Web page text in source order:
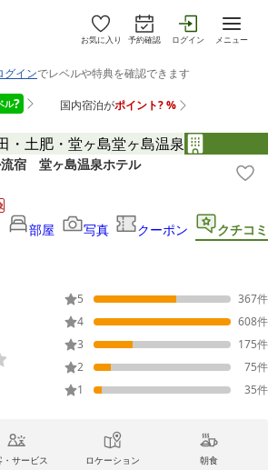
お気に入り 予約確認 ログイン メニュー
・土肥・堂ヶ島堂ヶ島温泉
宿 堂ヶ島温泉ホテル
部屋 写真 クーポン クチコミ
5 367件
4
608件
3
175件
2
75件
1
35件
・サービス ロケーション 朝食